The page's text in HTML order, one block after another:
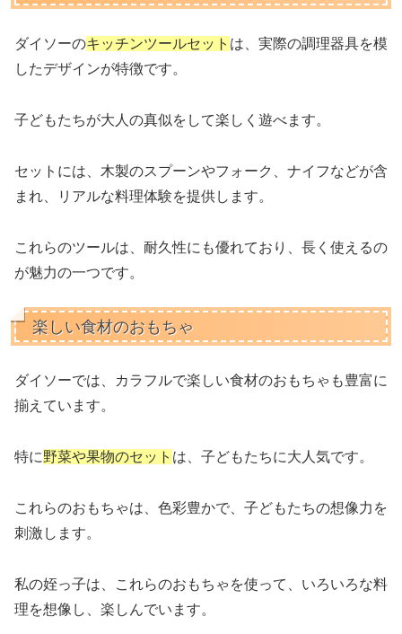
ダイソーのキッチンツールセット は、実際の調理器具を模
したデザインが特徴です。
子どもたちが大人の真似をして楽しく遊べます。
セットには、木製のスプーンやフォーク、ナイフなどが含
まれ、リアルな料理体験を提供します。
これらのツールは、耐久性にも優れており、長く使えるの
が魅力の一つです。
楽しい食材のおもちゃ
ダイソーでは、カラフルで楽しい食材のおもちゃも豊富に
揃えています。
特に野菜や果物のセット は、子どもたちに大人気です。
これらのおもちゃは、色彩豊かで、子どもたちの想像力を
刺激します。
私の姪っ子は、これらのおもちゃを使って、いろいろな料
理を想像し、楽しんでいます。